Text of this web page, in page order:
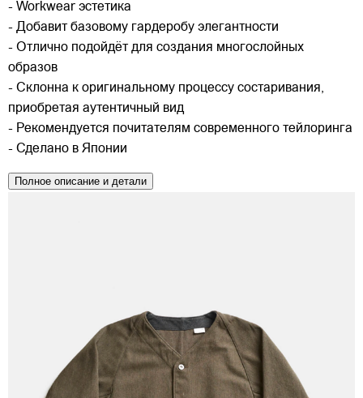
- Workwear эстетика
- Добавит базовому гардеробу элегантности
- Отлично подойдёт для создания многослойных
образов
- Склонна к оригинальному процессу состаривания,
приобретая аутентичный вид
- Рекомендуется почитателям современного тейлоринга
- Сделано в Японии
Полное описание и детали